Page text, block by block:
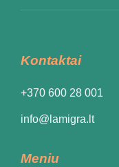
Kontaktai
+370 600 28 001
info@lamigra.lt
Meniu